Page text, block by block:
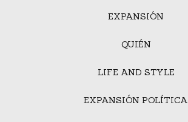
EXPANSIÓN
QUIÉN
LIFE AND STYLE
EXPANSIÓN POLÍTICA